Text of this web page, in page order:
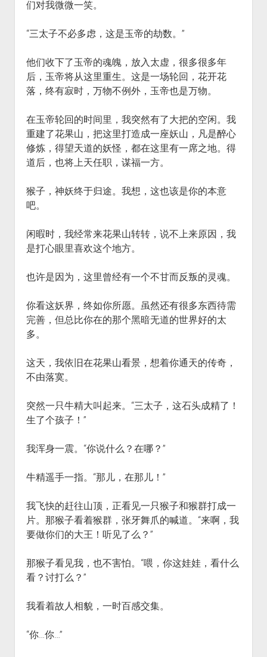
们对我微微一笑。
“三太子不必多虑，这是玉帝的劫数。”
他们收下了玉帝的魂魄，放入太虚，很多很多年
后，玉帝将从这里重生。这是一场轮回，花开花
落，终有寂时，万物不例外，玉帝也是万物。
在玉帝轮回的时间里，我突然有了大把的空闲。我
重建了花果山，把这里打造成一座妖山，凡是醉心
修炼，得望天道的妖怪，都在这里有一席之地。得
道后，也将上天任职，谋福一方。
猴子，神妖终于归途。我想，这也该是你的本意
吧。
闲暇时，我经常来花果山转转，说不上来原因，我
是打心眼里喜欢这个地方。
也许是因为，这里曾经有一个不甘而反叛的灵魂。
你看这妖界，终如你所愿。虽然还有很多东西待需
完善，但总比你在的那个黑暗无道的世界好的太
多。
这天，我依旧在花果山看景，想着你通天的传奇，
不由落寞。
突然一只牛精大叫起来。“三太子，这石头成精了！
生了个孩子！”
我浑身一震。“你说什么？在哪？”
牛精遥手一指。“那儿，在那儿！”
我飞快的赶往山顶，正看见一只猴子和猴群打成一
片。那猴子看着猴群，张牙舞爪的喊道。“来啊，我
要做你们的大王！听见了么？”
那猴子看见我，也不害怕。“喂，你这娃娃，看什么
看？讨打么？”
我看着故人相貌，一时百感交集。
“你…你…”